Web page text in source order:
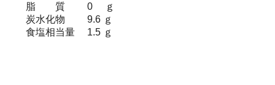
脂 質 0 ｇ
炭水化物 9.6 ｇ
食塩相当量 1.5 ｇ